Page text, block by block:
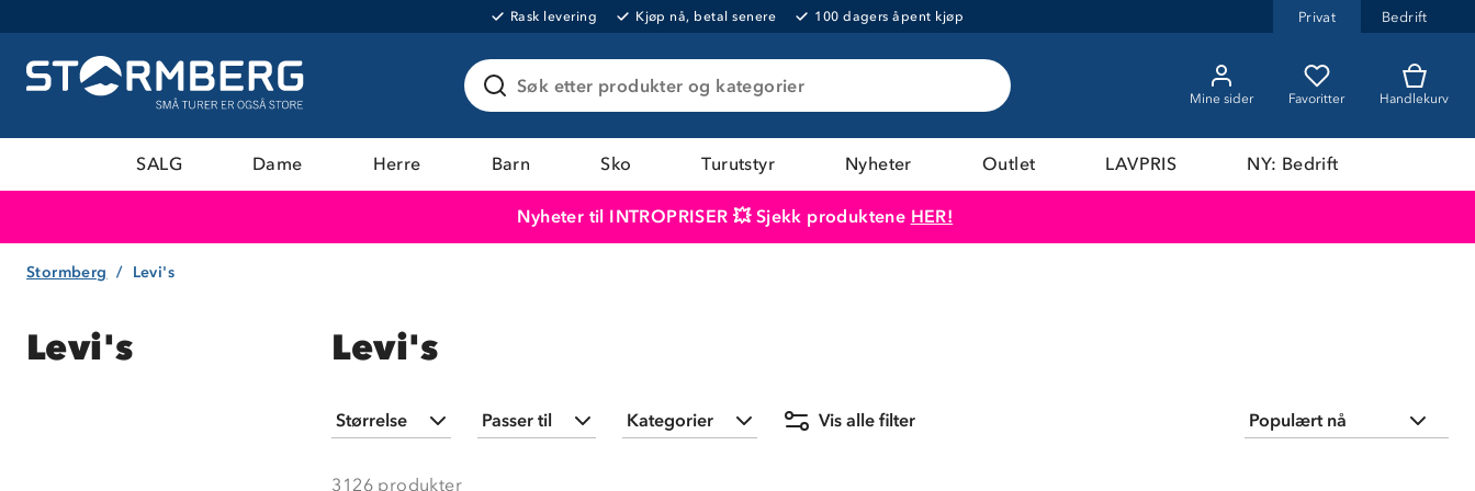
Rask levering Kjøp nå, betal senere 100 dagers åpent kjøp Privat Bedrift
Søk etter produkter og kategorier
Mine sider Favoritter Handlekurv
SALG Dame Herre Barn Sko Turutstyr Nyheter Outlet LAVPRIS NY: Bedrift
Nyheter til INTROPRISER 💥 Sjekk produktene HER!
Stormberg Levi's
Levi's Levi's
Størrelse
XXS (13)
Passer til Kategorier Vis alle filter
3126 produkter